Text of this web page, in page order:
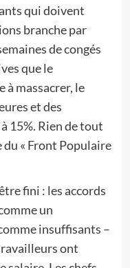
qui doivent
branche par
de congés
que le
à massacrer, le
et des
15%. Rien de tout
du « Front Populaire
fini : les accords
un
insuffisants –
ont